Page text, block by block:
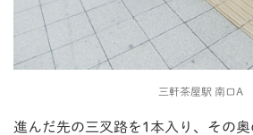
三軒茶屋駅 南口A
進んだ先の三叉路を1本入り、その